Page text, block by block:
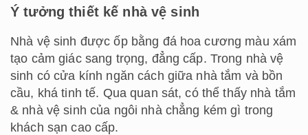
Ý tưởng thiết kế nhà vệ sinh
Nhà vệ sinh được ốp bằng đá hoa cương màu xám
tạo cảm giác sang trọng, đẳng cấp. Trong nhà vệ
sinh có cửa kính ngăn cách giữa nhà tắm và bồn
cầu, khá tinh tế. Qua quan sát, có thể thấy nhà tắm
& nhà vệ sinh của ngôi nhà chẳng kém gì trong
khách sạn cao cấp.